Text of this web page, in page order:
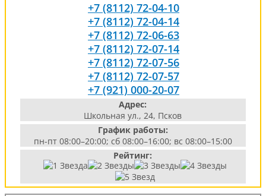
+7 (8112) 72-04-10
+7 (8112) 72-04-14
+7 (8112) 72-06-63
+7 (8112) 72-07-14
+7 (8112) 72-07-56
+7 (8112) 72-07-57
+7 (921) 000-20-07
Адрес:
Школьная ул., 24, Псков
График работы:
пн-пт 08:00–20:00; сб 08:00–16:00; вс 08:00–15:00
Рейтинг: